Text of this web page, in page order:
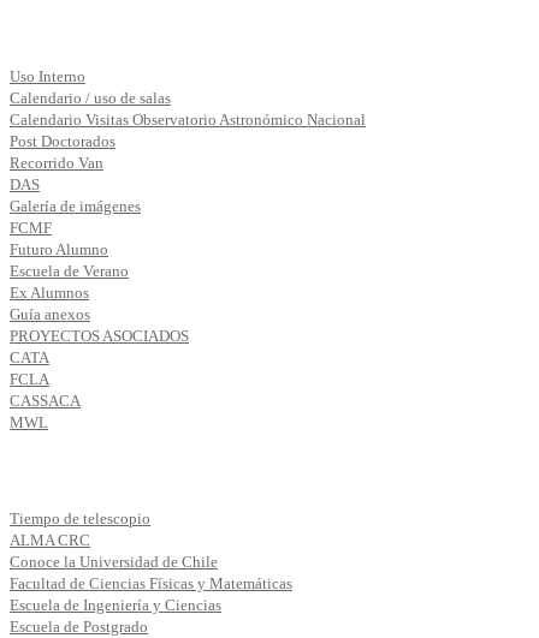
Uso Interno
Calendario / uso de salas
Calendario Visitas Observatorio Astronómico Nacional
Post Doctorados
Recorrido Van
DAS
Galería de imágenes
FCMF
Futuro Alumno
Escuela de Verano
Ex Alumnos
Guía anexos
PROYECTOS ASOCIADOS
CATA
FCLA
CASSACA
MWL
Tiempo de telescopio
ALMA CRC
Conoce la Universidad de Chile
Facultad de Ciencias Físicas y Matemáticas
Escuela de Ingeniería y Ciencias
Escuela de Postgrado